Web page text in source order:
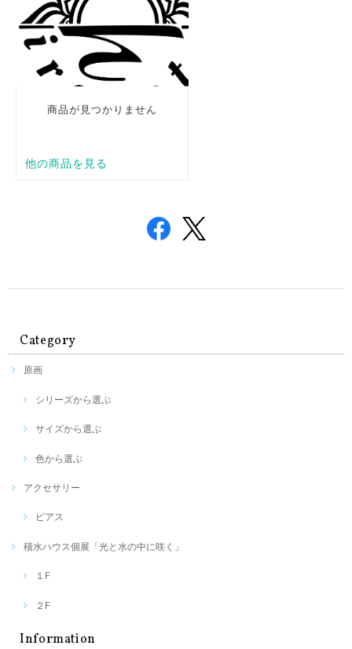
Category
原画
シリーズから選ぶ
サイズから選ぶ
色から選ぶ
アクセサリー
ピアス
積水ハウス個展「光と水の中に咲く」
１F
２F
Information